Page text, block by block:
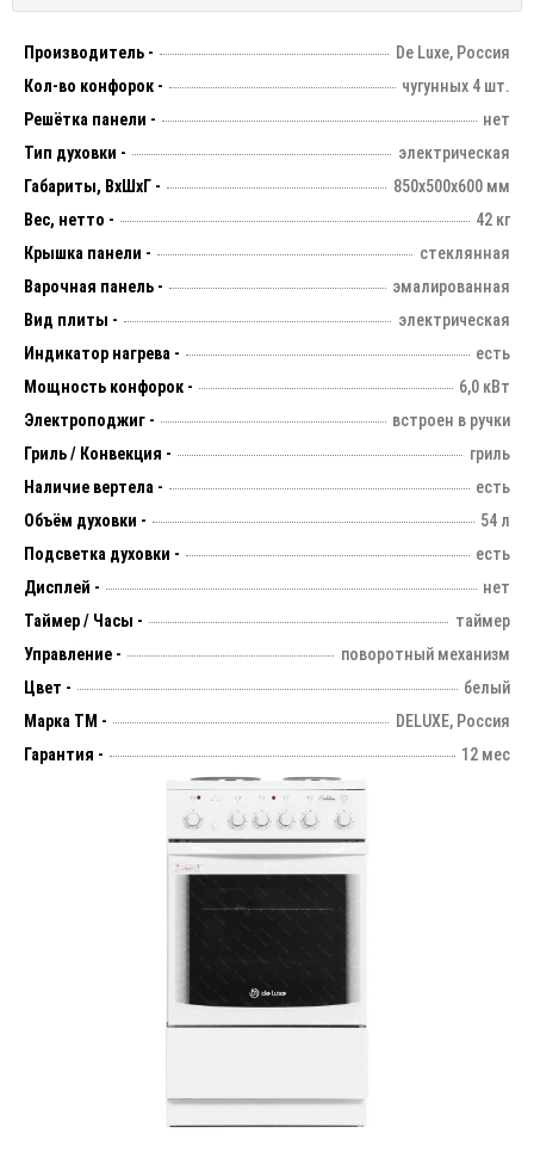
Производитель -
De Luxe, Россия
Кол-во конфорок -
чугунных 4 шт.
Решётка панели -
нет
Тип духовки -
электрическая
Габариты, ВхШхГ -
850х500х600 мм
Вес, нетто -
42 кг
Крышка панели -
стеклянная
Варочная панель -
эмалированная
Вид плиты -
электрическая
Индикатор нагрева -
есть
Мощность конфорок -
6,0 кВт
Электроподжиг -
встроен в ручки
Гриль / Конвекция -
гриль
Наличие вертела -
есть
Объём духовки -
54 л
Подсветка духовки -
есть
Дисплей -
нет
Таймер / Часы -
таймер
Управление -
поворотный механизм
Цвет -
белый
Марка ТМ -
DELUXE, Россия
Гарантия -
12 мес